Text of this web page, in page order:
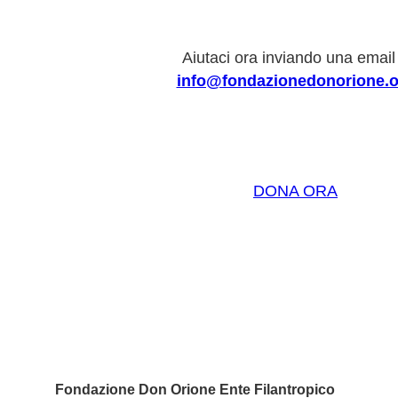
Aiutaci ora inviando una
DONA ORA
Fondazione Don Orione Ente Filantropico